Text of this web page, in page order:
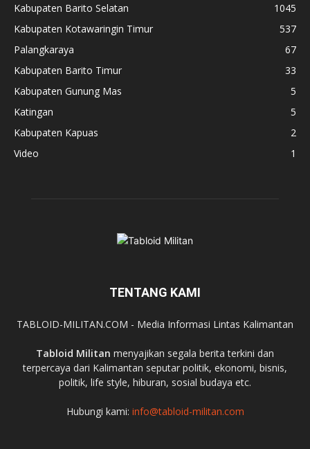
Kabupaten Barito Selatan
1045
Kabupaten Kotawaringin Timur
537
Palangkaraya
67
Kabupaten Barito Timur
33
Kabupaten Gunung Mas
5
Katingan
5
Kabupaten Kapuas
2
Video
1
TENTANG KAMI
TABLOID-MILITAN.COM - Media Informasi Lintas Kalimantan
Tabloid Militan menyajikan segala berita terkini dan
terpercaya dari Kalimantan seputar politik, ekonomi, bisnis,
politik, life style, hiburan, sosial budaya etc.
Hubungi kami: info@tabloid-militan.com